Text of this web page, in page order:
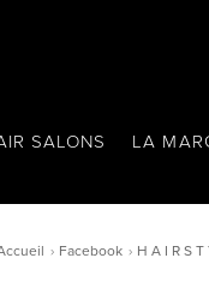
SALONS LA
Facebook H A I R S